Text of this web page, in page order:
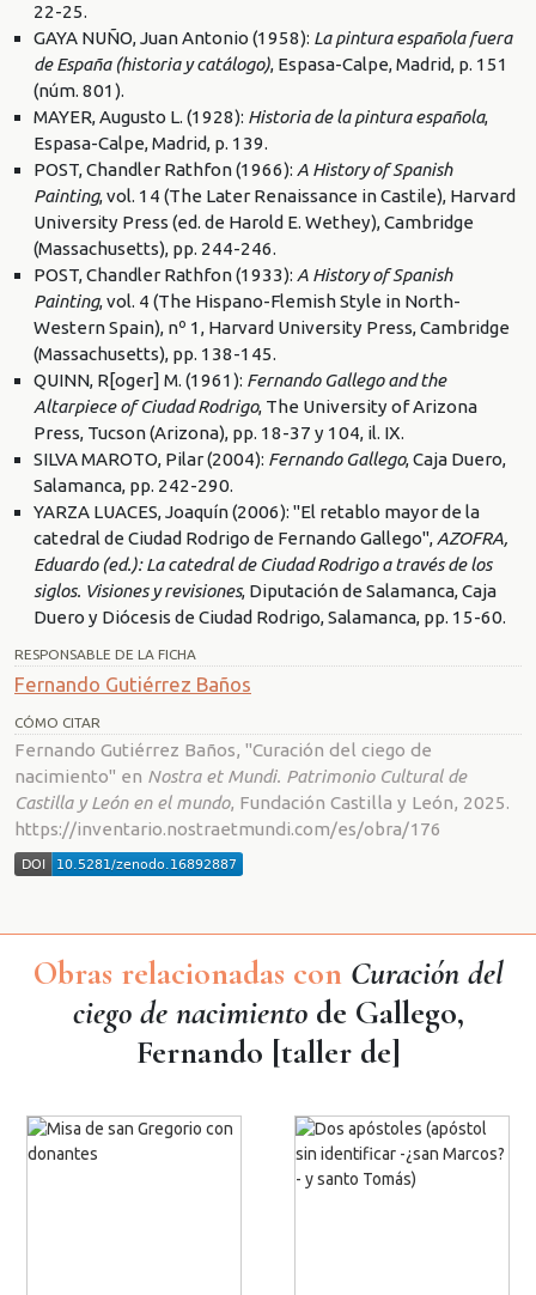
22-25.
GAYA NUÑO, Juan Antonio (1958): La pintura española fuera
de España (historia y catálogo), Espasa-Calpe, Madrid, p. 151
(núm. 801).
MAYER, Augusto L. (1928): Historia de la pintura española,
Espasa-Calpe, Madrid, p. 139.
POST, Chandler Rathfon (1966): A History of Spanish
Painting, vol. 14 (The Later Renaissance in Castile), Harvard
University Press (ed. de Harold E. Wethey), Cambridge
(Massachusetts), pp. 244-246.
POST, Chandler Rathfon (1933): A History of Spanish
Painting, vol. 4 (The Hispano-Flemish Style in North-
Western Spain), nº 1, Harvard University Press, Cambridge
(Massachusetts), pp. 138-145.
QUINN, R[oger] M. (1961): Fernando Gallego and the
Altarpiece of Ciudad Rodrigo, The University of Arizona
Press, Tucson (Arizona), pp. 18-37 y 104, il. IX.
SILVA MAROTO, Pilar (2004): Fernando Gallego, Caja Duero,
Salamanca, pp. 242-290.
YARZA LUACES, Joaquín (2006): "El retablo mayor de la
catedral de Ciudad Rodrigo de Fernando Gallego", AZOFRA,
Eduardo (ed.): La catedral de Ciudad Rodrigo a través de los
siglos. Visiones y revisiones, Diputación de Salamanca, Caja
Duero y Diócesis de Ciudad Rodrigo, Salamanca, pp. 15-60.
RESPONSABLE DE LA FICHA
Fernando Gutiérrez Baños
CÓMO CITAR
Fernando Gutiérrez Baños, "Curación del ciego de
nacimiento" en Nostra et Mundi. Patrimonio Cultural de
Castilla y León en el mundo, Fundación Castilla y León, 2025.
https://inventario.nostraetmundi.com/es/obra/176
Obras relacionadas con Curación del
ciego de nacimientode Gallego,
Fernando [taller de]